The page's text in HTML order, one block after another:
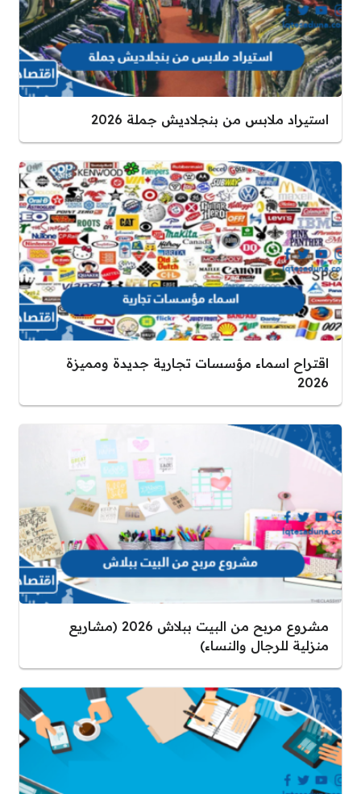
استيراد ملابس من بنجلاديش جملة 2026
اقتراح اسماء مؤسسات تجارية جديدة ومميزة
2026
مشروع مربح من البيت ببلاش 2026 (مشاريع
منزلية للرجال والنساء)